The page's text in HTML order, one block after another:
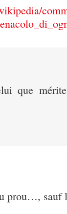
que
prou…, sauf